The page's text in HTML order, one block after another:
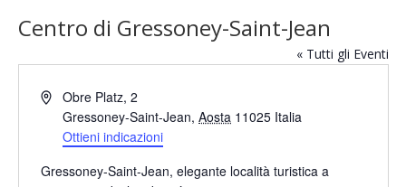
Centro di Gressoney-Saint-Jean
« Tutti gli Eventi
IndirizzoObre Platz, 2
Gressoney-Saint-Jean, Aosta 11025 Italia
Ottieni indicazioni
Gressoney-Saint-Jean, elegante località turistica a